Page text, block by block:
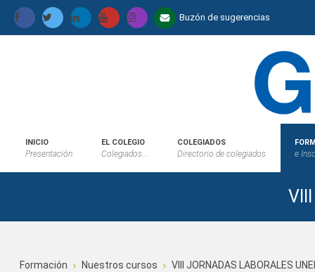
Buzón de sugerencias
INICIO
Presentación
EL COLEGIO
Colegiados...
COLEGIADOS
Directorio de colegiados e
Formación Nuestros cursos VIII JORNADAS LABORALES